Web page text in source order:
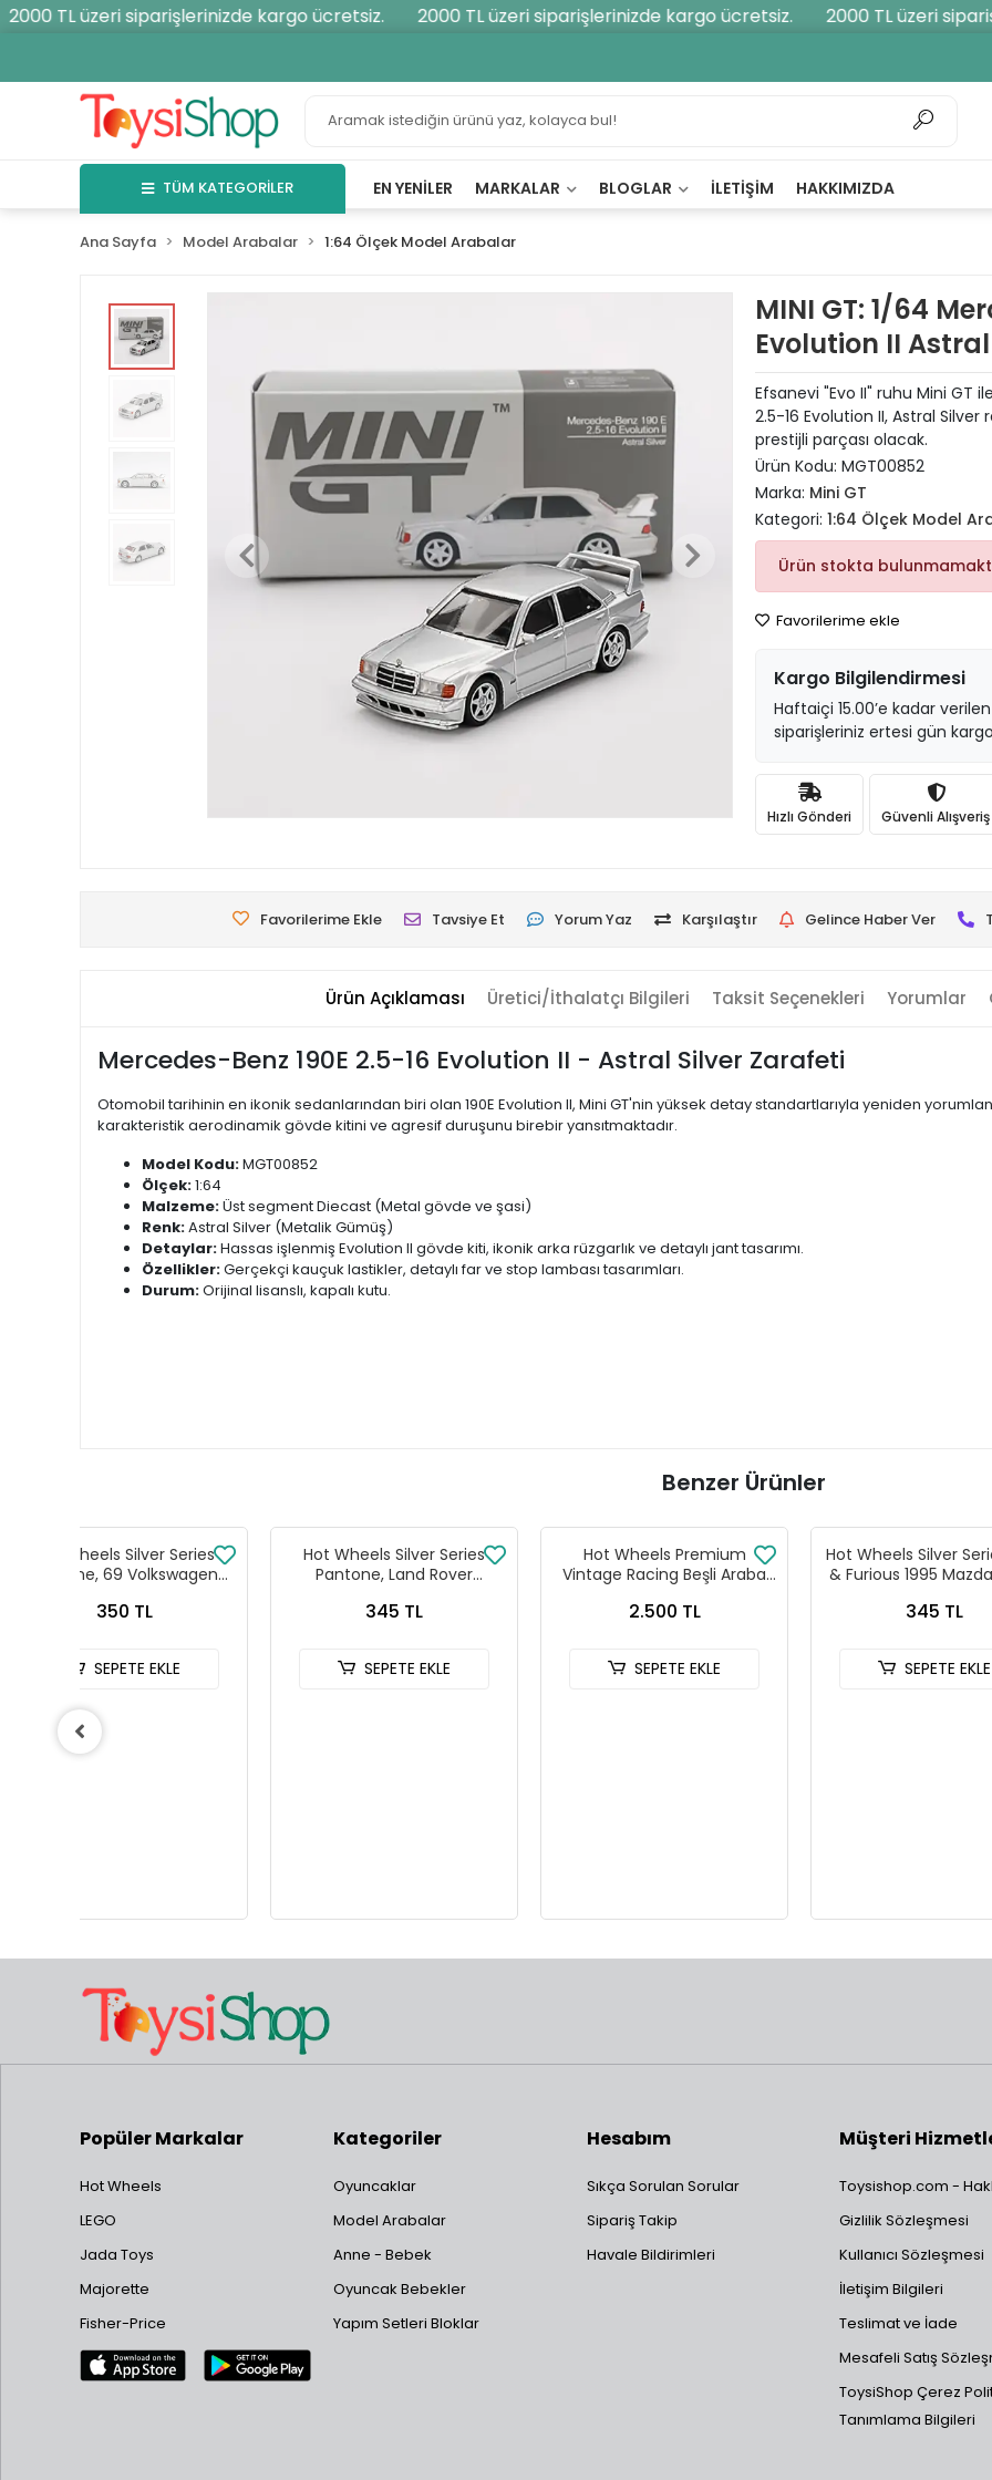
TL üzeri siparişlerinizde kargo ücretsiz. 2000 TL üzeri siparişlerinizde kargo ücretsiz. 2000 TL üzeri
TÜM KATEGORİLER EN YENILER MARKALAR BLOGLAR İLETIŞIM HAKKIMIZDA
Ana Sayfa Model Arabalar 1:64 Ölçek Model Arabalar
MINI GT: 1/64
Evolution II
Efsanevi "Evo II" ruhu Mini GT
2.5-16 Evolution II, Astral
prestijli parçası olacak.
Ürün Kodu: MGT00852
Marka: Mini GT
Kategori: 1:64 Ölçek Model
Ürün stokta
Favorilerime ekle
Kargo Bilgilendirmesi
Haftaiçi 15.00’e kadar
siparişleriniz ertesi gün
Hızlı Gönderi Güvenli Alışveriş
Favorilerime Ekle Tavsiye Et Yorum Yaz Karşılaştır Gelince Haber Ver
Ürün Açıklaması Üretici/İthalatçı Bilgileri Taksit Seçenekleri Yorumlar
Mercedes-Benz 190E 2.5-16 Evolution II - Astral Silver Zarafeti
Otomobil tarihinin en ikonik sedanlarından biri olan 190E Evolution II, Mini GT'nin yüksek detay standartlarıyla yeniden
karakteristik aerodinamik gövde kitini ve agresif duruşunu birebir yansıtmaktadır.
Model Kodu:MGT00852
Ölçek:1:64
Malzeme:Üst segment Diecast (Metal gövde ve şasi)
Renk:Astral Silver (Metalik Gümüş)
Detaylar:Hassas işlenmiş Evolution II gövde kiti, ikonik arka rüzgarlık ve detaylı jant tasarımı.
Özellikler:Gerçekçi kauçuk lastikler, detaylı far ve stop lambası tasarımları.
Durum:Orijinal lisanslı, kapalı kutu.
Benzer Ürünler
Hot Wheels Silver Series
Pantone, Land Rover
SEPETE EKLE
Hot Wheels Premium
Vintage Racing Beşli Araba
SEPETE EKLE
Hot Wheels Silver Series Fast
& Furious 1995 Mazda RX7 -
SEPETE EKLE
Hot
& Furious
Popüler Markalar
Hot Wheels
LEGO
Jada Toys
Majorette
Fisher-Price
Kategoriler
Oyuncaklar
Model Arabalar
Anne - Bebek
Oyuncak Bebekler
Yapım Setleri Bloklar
Hesabım
Sıkça Sorulan Sorular
Sipariş Takip
Havale Bildirimleri
Müşteri
Toysishop.com -
Gizlilik Sözleşmesi
Kullanıcı Sözleşmesi
İletişim Bilgileri
Teslimat ve İade
Mesafeli Satış
ToysiShop Çerez
Tanımlama Bilgileri